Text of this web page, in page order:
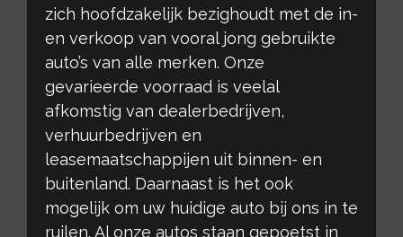
zich hoofdzakelijk bezighoudt met de in-
en verkoop van vooral jong gebruikte
auto’s van alle merken. Onze
gevarieerde voorraad is veelal
afkomstig van dealerbedrijven,
verhuurbedrijven en
leasemaatschappijen uit binnen- en
buitenland. Daarnaast is het ook
mogelijk om uw huidige auto bij ons in te
ruilen. Al onze autos staan gepoetst in